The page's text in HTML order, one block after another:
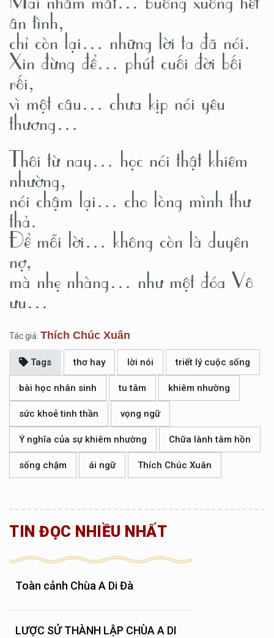
ân tình,
chỉ còn lại… những lời ta đã nói.
Xin đừng để… phút cuối đời bối
rối,
vì một câu… chưa kịp nói yêu
thương…
Thôi từ nay… học nói thật khiêm
nhường,
nói chậm lại… cho lòng mình thư
thả.
Để mỗi lời… không còn là duyên
nợ,
mà nhẹ nhàng… như một đóa Vô
ưu…
Tác giả: Thích Chúc Xuân
Tags thơ hay lời nói triết lý cuộc sống
bài học nhân sinh tu tâm khiêm nhường
sức khoẻ tinh thần vọng ngữ
Ý nghĩa của sự khiêm nhường Chữa lành tâm hồn
sống chậm ái ngữ Thích Chúc Xuân
TIN ĐỌC NHIỀU NHẤT
Toàn cảnh Chùa A Di Đà
LƯỢC SỬ THÀNH LẬP CHÙA A DI